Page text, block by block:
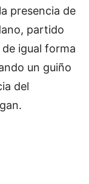
presencia de
partido
igual forma
un guiño
del